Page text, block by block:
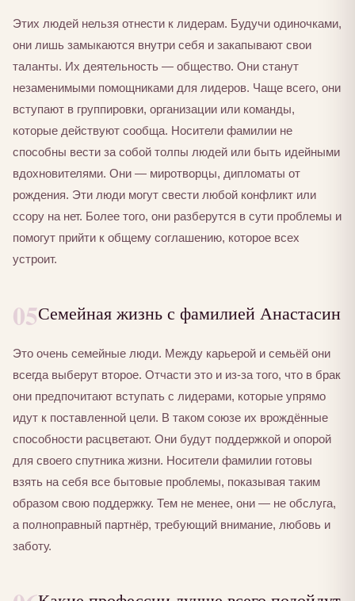
Этих людей нельзя отнести к лидерам. Будучи одиночками,
они лишь замыкаются внутри себя и закапывают свои
таланты. Их деятельность — общество. Они станут
незаменимыми помощниками для лидеров. Чаще всего, они
вступают в группировки, организации или команды,
которые действуют сообща. Носители фамилии не
способны вести за собой толпы людей или быть идейными
вдохновителями. Они — миротворцы, дипломаты от
рождения. Эти люди могут свести любой конфликт или
ссору на нет. Более того, они разберутся в сути проблемы и
помогут прийти к общему соглашению, которое всех
устроит.
05Семейная жизнь с фамилией Анастасин
Это очень семейные люди. Между карьерой и семьёй они
всегда выберут второе. Отчасти это и из-за того, что в брак
они предпочитают вступать с лидерами, которые упрямо
идут к поставленной цели. В таком союзе их врождённые
способности расцветают. Они будут поддержкой и опорой
для своего спутника жизни. Носители фамилии готовы
взять на себя все бытовые проблемы, показывая таким
образом свою поддержку. Тем не менее, они — не обслуга,
а полноправный партнёр, требующий внимание, любовь и
заботу.